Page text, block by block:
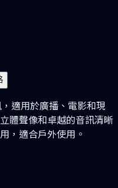
適用於廣播、電影和現
體聲像和卓越的音訊清晰
，適合戶外使用。